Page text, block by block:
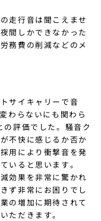
走行音は聞こえませ
間しかできなかった
務費の削減などのメ
サイキャリーで音
わらないにも関わら
評価でした。騒音ク
不快に感じるか否か
用により衝撃音を発
いると思います。
効果を非常に驚かれ
ず非常にお困りでし
の増加に期待されて
ただきます。